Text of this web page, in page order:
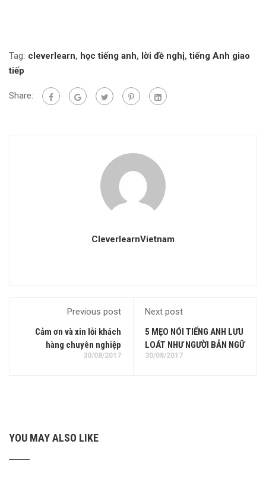
Tag: cleverlearn, học tiếng anh, lời đề nghị,tiếng Anh giao
tiếp
Share:
CleverlearnVietnam
Previous post
Cảm ơn và xin lỗi khách
hàng chuyên nghiệp
30/08/2017
Next post
5 MẸO NÓI TIẾNG ANH LƯU
LOÁT NHƯ NGƯỜI BẢN NGỮ
30/08/2017
YOU MAY ALSO LIKE